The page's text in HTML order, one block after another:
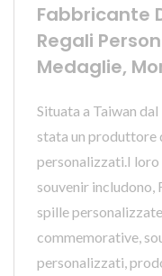
Fabbricante
Regali
Medaglie,
Situata a Taiwan
stata un
personalizzati.I
souvenir includono,
spille
commemorative,
personalizzati,